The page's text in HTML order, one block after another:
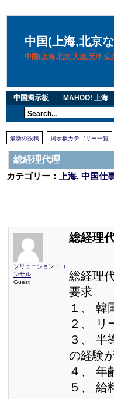
中国(上海,北京
中国(上海,北京,大連,天津,
中国掲示板 MAHOO! 上海
最新の投稿 掲示板カテゴリー一覧
総経理代理
カテゴリー：
上海, 中国仕
ソリューション・コ
ンサル
Guest
総経理
総経理
要求
１、 韓
２、 リ
３、 半
の経験
４、 年
５、 給